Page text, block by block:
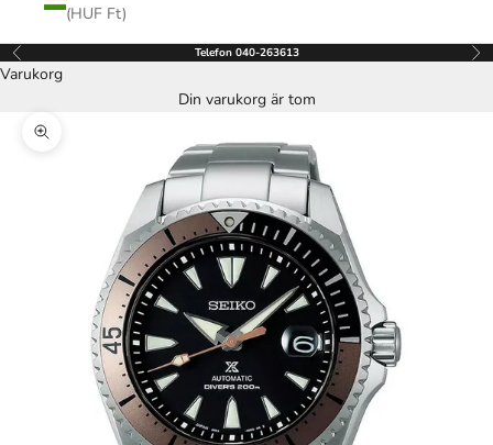
(HUF Ft)
Föregående Telefon 040-263613
Varukorg
Din varukorg är tom
Zooma